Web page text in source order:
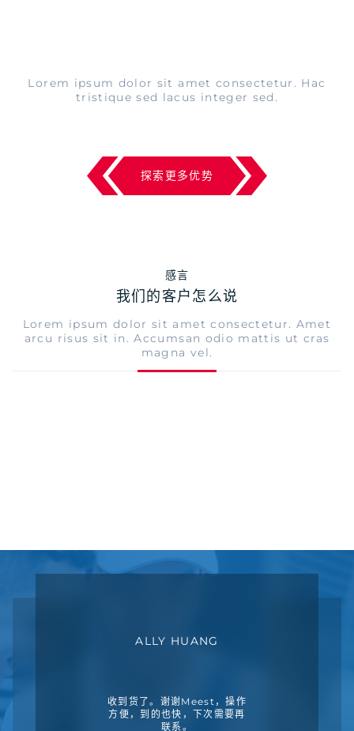
Lorem ipsum dolor sit amet consectetur. Hac
tristique sed lacus integer sed.
探索更多优势
感言
我们的客户怎么说
Lorem ipsum dolor sit amet consectetur. Amet
arcu risus sit in. Accumsan odio mattis ut cras
magna vel.
ALLY HUANG
收到货了。谢谢Meest，操作
方便，到的也快，下次需要再
联系。